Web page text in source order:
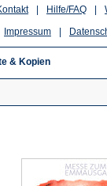
Hilfe/FAQ
Impressum
& Kopien